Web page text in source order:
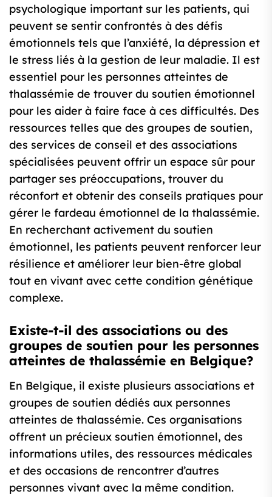
psychologique important sur les patients, qui
peuvent se sentir confrontés à des défis
émotionnels tels que l’anxiété, la dépression et
le stress liés à la gestion de leur maladie. Il est
essentiel pour les personnes atteintes de
thalassémie de trouver du soutien émotionnel
pour les aider à faire face à ces difficultés. Des
ressources telles que des groupes de soutien,
des services de conseil et des associations
spécialisées peuvent offrir un espace sûr pour
partager ses préoccupations, trouver du
réconfort et obtenir des conseils pratiques pour
gérer le fardeau émotionnel de la thalassémie.
En recherchant activement du soutien
émotionnel, les patients peuvent renforcer leur
résilience et améliorer leur bien-être global
tout en vivant avec cette condition génétique
complexe.
Existe-t-il des associations ou des
groupes de soutien pour les personnes
atteintes de thalassémie en Belgique?
En Belgique, il existe plusieurs associations et
groupes de soutien dédiés aux personnes
atteintes de thalassémie. Ces organisations
offrent un précieux soutien émotionnel, des
informations utiles, des ressources médicales
et des occasions de rencontrer d’autres
personnes vivant avec la même condition.